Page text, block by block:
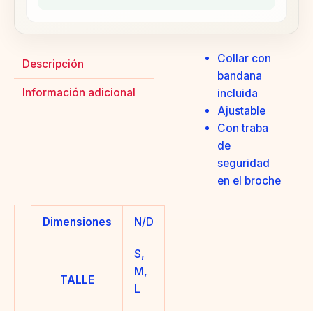
Descripción
Información adicional
Collar con
bandana
incluida
Ajustable
Con traba
de
seguridad
en el broche
Dimensiones N/D
TALLE
S,
M,
L